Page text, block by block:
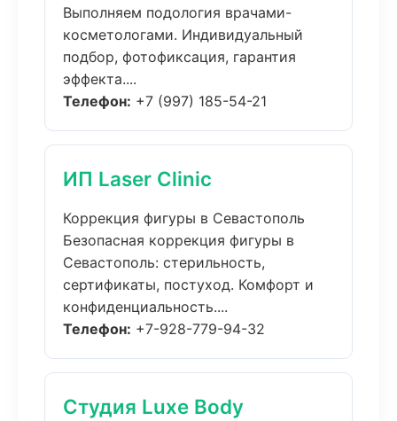
Выполняем подология врачами-
косметологами. Индивидуальный
подбор, фотофиксация, гарантия
эффекта....
Телефон: +7 (997) 185-54-21
ИП Laser Clinic
Коррекция фигуры в Севастополь
Безопасная коррекция фигуры в
Севастополь: стерильность,
сертификаты, постуход. Комфорт и
конфиденциальность....
Телефон: +7-928-779-94-32
Студия Luxe Body